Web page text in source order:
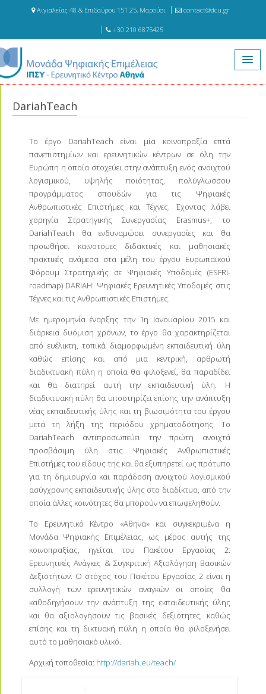
Αιγιαλείας 48 & Επιδαύρου 151 25, Μαρούσι contact@dcu.gr
+30 210 6875425
DariahTeach
DariahTeach
Το έργο DariahTeach είναι μία κοινοπραξία επτά
πανεπιστημίων και ερευνητικών κέντρων σε όλη την
Ευρώπη η οποία στοχεύει στην ανάπτυξη ενός ανοιχτού
λογισμικού, υψηλής ποιότητας, πολύγλωσσου
προγράμματος σπουδών για τις Ψηφιακές
Ανθρωπιστικές Επιστήμες και Τέχνες. Έχοντας λάβει
χορηγία Στρατηγικής Συνεργασίας Erasmus+, το
DariahTeach θα ενδυναμώσει συνεργασίες και θα
προωθήσει καινοτόμες διδακτικές και μαθησιακές
πρακτικές ανάμεσα στα μέλη του έργου Ευρωπαϊκού
Φόρουμ Στρατηγικής σε Ψηφιακές Υποδομές (ESFRI-
roadmap) DARIAH: Ψηφιακές Ερευνητικές Υποδομές στις
Τέχνες και τις Ανθρωπιστικές Επιστήμες.
Με ημερομηνία έναρξης την 1η Ιανουαρίου 2015 και
διάρκεια δυόμιση χρόνων, το έργο θα χαρακτηρίζεται
από ευέλικτη, τοπικά διαμορφωμένη εκπαιδευτική ύλη
καθώς επίσης και από μια κεντρική, αρθρωτή
διαδικτυακή πύλη η οποία θα φιλοξενεί, θα παραδίδει
και θα διατηρεί αυτή την εκπαιδευτική ύλη. Η
διαδικτυακή πύλη θα υποστηρίζει επίσης την ανάπτυξη
νέας εκπαιδευτικής ύλης και τη βιωσιμότητα του έργου
μετά τη λήξη της περιόδου χρηματοδότησης. Το
DariahTeach αντιπροσωπεύει την πρώτη ανοιχτά
προσβάσιμη ύλη στις Ψηφιακές Ανθρωπιστικές
Επιστήμες του είδους της και θα εξυπηρετεί ως πρότυπο
για τη δημιουργία και παράδοση ανοιχτού λογισμικού
ασύγχρονης εκπαιδευτικής ύλης στο διαδίκτυο, από την
οποία άλλες κοινότητες θα μπορούν να επωφεληθούν.
Το Ερευνητικό Κέντρο «Αθηνά» και συγκεκριμένα η
Μονάδα Ψηφιακής Επιμέλειας, ως μέρος αυτής της
κοινοπραξίας, ηγείται του Πακέτου Εργασίας 2:
Ερευνητικές Ανάγκες & Συγκριτική Αξιολόγηση Βασικών
Δεξιοτήτων. Ο στόχος του Πακέτου Εργασίας 2 είναι η
συλλογή των ερευνητικών αναγκών οι οποίες θα
καθοδηγήσουν την ανάπτυξη της εκπαιδευτικής ύλης
και θα αξιολογήσουν τις βασικές δεξιότητες, καθώς
επίσης και τη δικτυακή πύλη η οποία θα φιλοξενήσει
αυτό το μαθησιακό υλικό.
Αρχική τοποθεσία: http://dariah.eu/teach/